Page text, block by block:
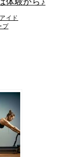
イド
プ